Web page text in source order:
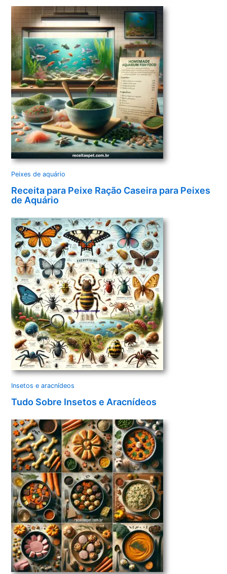
Peixes de aquário
Receita para Peixe Ração Caseira para Peixes
de Aquário
Insetos e aracnídeos
Tudo Sobre Insetos e Aracnídeos